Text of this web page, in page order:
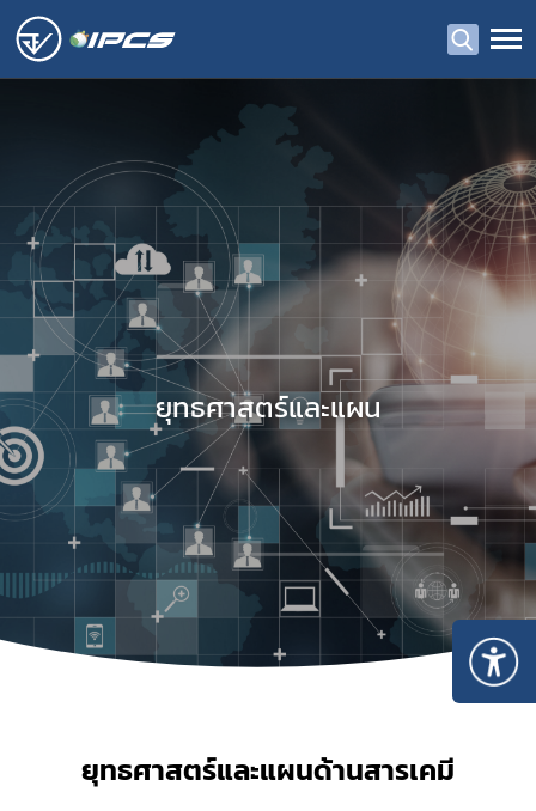
ยุทธศาสตร์และแผน
ยุทธศาสตร์และแผนด้านสารเคมี